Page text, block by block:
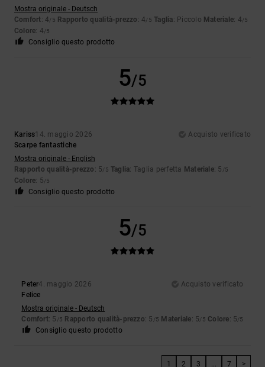
Mostra originale - Deutsch
Comfort: 4/5 Rapporto qualità-prezzo : 4/5 Taglia: Piccolo Materiale: 4/5
Colore: 4/5
Consiglio questo prodotto
5/5
Kariss14. maggio 2026
Acquisto verificato
Scarpe fantastiche
Mostra originale - English
Rapporto qualità-prezzo : 5/5 Taglia: Taglia perfetta Materiale: 5 /5
Colore: 5/5
Consiglio questo prodotto
5/5
Peter4. maggio 2026
Acquisto verificato
Felice
Mostra originale - Deutsch
Comfort: 5 /5 Rapporto qualità-prezzo: 5 /5 Materiale: 5/5 Colore: 5/5
Consiglio questo prodotto
1 2 3 7 >